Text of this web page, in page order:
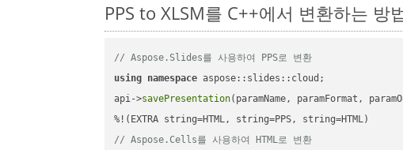
PPS to XLSM를 C++에서 변환하는 방
// Aspose.Slides를 사용하여 PPS로 변환
using namespace aspose::slides::cloud;
api->savePresentation(paramName, paramFormat,
// Aspose.Cells를 사용하여 HTML로 변환